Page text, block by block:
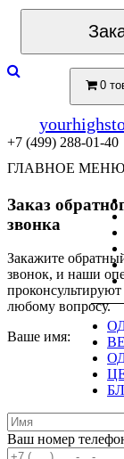
0
+7 (499) 288-01-40
ГЛАВНОЕ МЕНЮ
Заказ
звонка
Закажите
звонок, и наши
любому вопросу.
Ваше имя:
Ваш номер